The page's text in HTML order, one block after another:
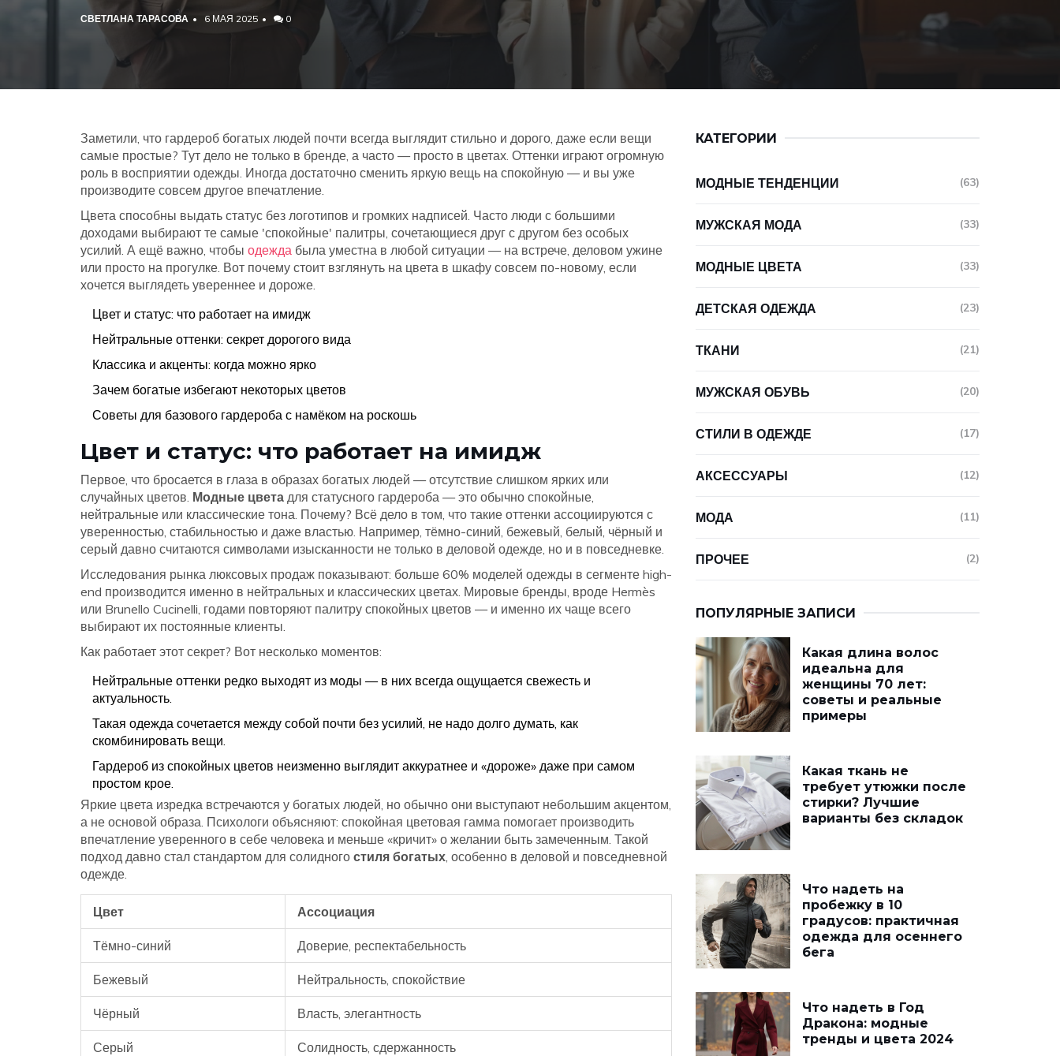
СВЕТЛАНА ТАРАСОВА 6 МАЯ 2025 0
Заметили, что гардероб богатых людей почти всегда выглядит стильно и дорого, даже если вещи
самые простые? Тут дело не только в бренде, а часто — просто в цветах. Оттенки играют огромную
роль в восприятии одежды. Иногда достаточно сменить яркую вещь на спокойную — и вы уже
производите совсем другое впечатление.
Цвета способны выдать статус без логотипов и громких надписей. Часто люди с большими
доходами выбирают те самые 'спокойные' палитры, сочетающиеся друг с другом без особых
усилий. А ещё важно, чтобы одежда была уместна в любой ситуации — на встрече, деловом ужине
или просто на прогулке. Вот почему стоит взглянуть на цвета в шкафу совсем по-новому, если
хочется выглядеть увереннее и дороже.
Цвет и статус: что работает на имидж
Нейтральные оттенки: секрет дорогого вида
Классика и акценты: когда можно ярко
Зачем богатые избегают некоторых цветов
Советы для базового гардероба с намёком на роскошь
Цвет и статус: что работает на имидж
Первое, что бросается в глаза в образах богатых людей — отсутствие слишком ярких или
случайных цветов. Модные цвета для статусного гардероба — это обычно спокойные,
нейтральные или классические тона. Почему? Всё дело в том, что такие оттенки ассоциируются с
уверенностью, стабильностью и даже властью. Например, тёмно-синий, бежевый, белый, чёрный и
серый давно считаются символами изысканности не только в деловой одежде, но и в повседневке.
Исследования рынка люксовых продаж показывают: больше 60% моделей одежды в сегменте high-
end производится именно в нейтральных и классических цветах. Мировые бренды, вроде Hermès
или Brunello Cucinelli, годами повторяют палитру спокойных цветов — и именно их чаще всего
выбирают их постоянные клиенты.
Как работает этот секрет? Вот несколько моментов:
Нейтральные оттенки редко выходят из моды — в них всегда ощущается свежесть и
актуальность.
Такая одежда сочетается между собой почти без усилий, не надо долго думать, как
скомбинировать вещи.
Гардероб из спокойных цветов неизменно выглядит аккуратнее и «дороже» даже при самом
простом крое.
Яркие цвета изредка встречаются у богатых людей, но обычно они выступают небольшим акцентом,
а не основой образа. Психологи объясняют: спокойная цветовая гамма помогает производить
впечатление уверенного в себе человека и меньше «кричит» о желании быть замеченным. Такой
подход давно стал стандартом для солидного стиля богатых, особенно в деловой и повседневной
одежде.
Цвет Ассоциация
Тёмно-синий Доверие, респектабельность
Бежевый Нейтральность, спокойствие
Чёрный Власть, элегантность
Серый Солидность, сдержанность
КАТЕГОРИИ
МОДНЫЕ ТЕНДЕНЦИИ (63)
МУЖСКАЯ МОДА (33)
МОДНЫЕ ЦВЕТА (33)
ДЕТСКАЯ ОДЕЖДА (23)
ТКАНИ (21)
МУЖСКАЯ ОБУВЬ (20)
СТИЛИ В ОДЕЖДЕ (17)
АКСЕССУАРЫ (12)
МОДА (11)
ПРОЧЕЕ (2)
ПОПУЛЯРНЫЕ ЗАПИСИ
Какая длина волос
идеальна для
женщины 70 лет:
советы и реальные
примеры
Какая ткань не
требует утюжки после
стирки? Лучшие
варианты без складок
Что надеть на
пробежку в 10
градусов: практичная
одежда для осеннего
бега
Что надеть в Год
Дракона: модные
тренды и цвета 2024